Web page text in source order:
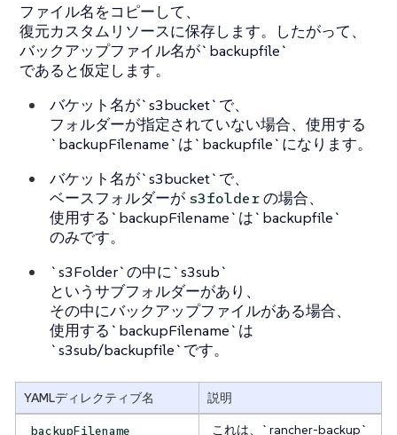
ファイル名をコピーして、
復元カスタムリソースに保存します。したがって、
バックアップファイル名が`backupfile`
であると仮定します。
バケット名が`s3bucket`で、
フォルダーが指定されていない場合、使用する
`backupFilename`は`backupfile`になります。
バケット名が`s3bucket`で、
ベースフォルダーが s3folderの場合、
使用する`backupFilename`は`backupfile`
のみです。
`s3Folder`の中に`s3sub`
というサブフォルダーがあり、
その中にバックアップファイルがある場合、
使用する`backupFilename`は
`s3sub/backupfile`です。
YAMLディレクティブ名 説明
backupFilename これは、`rancher-backup`